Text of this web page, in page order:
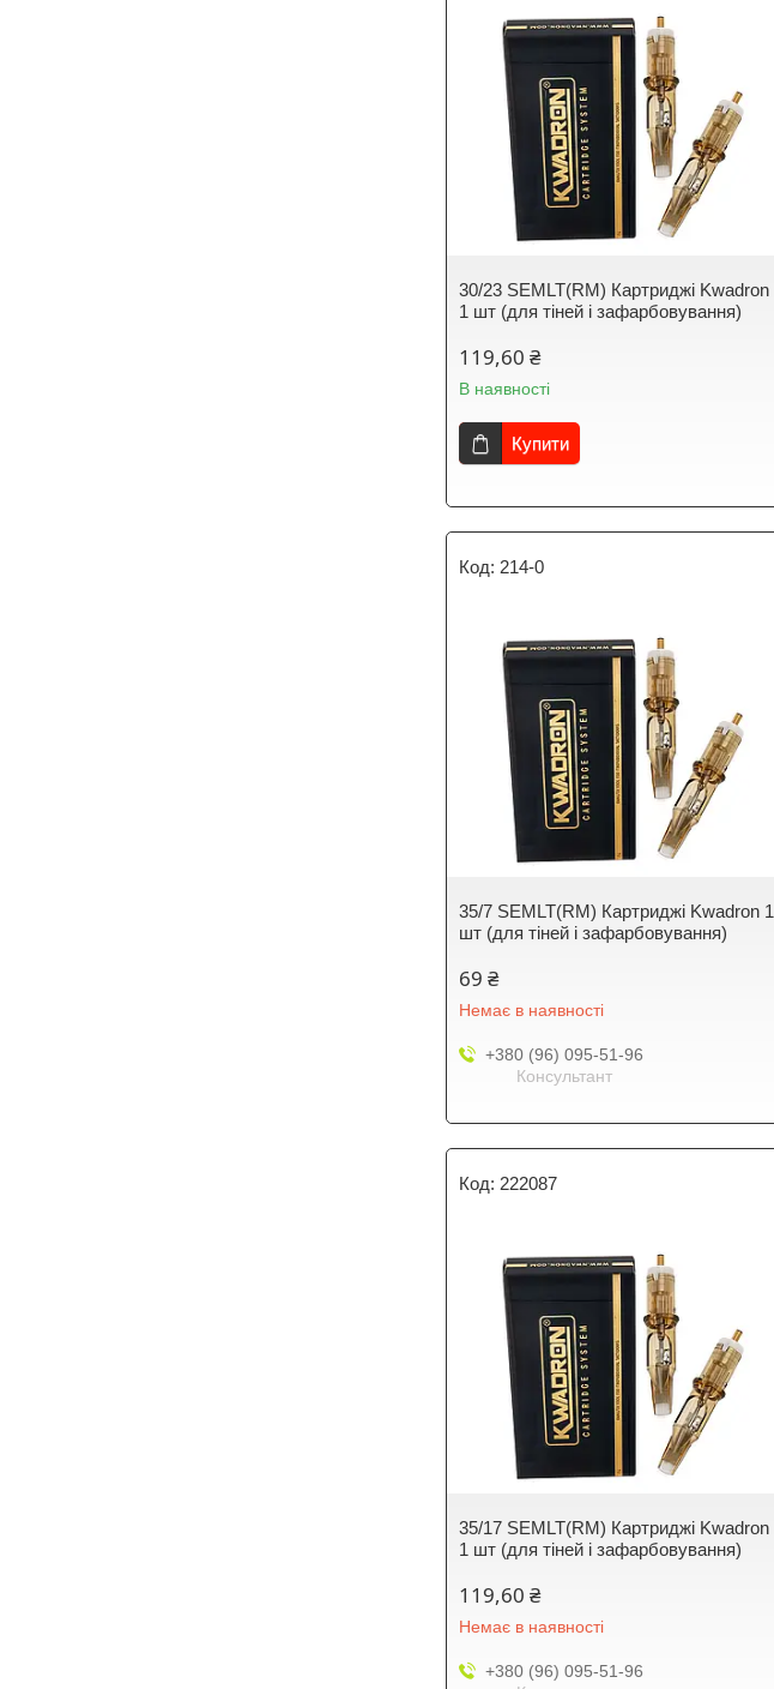
30/23 SEMLT(RM) Картриджі Kwadron
1 шт (для тіней і зафарбовування)
119,60 ₴
В наявності
Купити
214-0
35/7 SEMLT(RM) Картриджі Kwadron 1
шт (для тіней і зафарбовування)
69 ₴
Немає в наявності
+380 (96) 095-51-96
Консультант
222087
35/17 SEMLT(RM) Картриджі Kwadron
1 шт (для тіней і зафарбовування)
119,60 ₴
Немає в наявності
+380 (96) 095-51-96